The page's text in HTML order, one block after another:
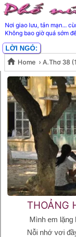
Nơi giao lưu, tản mạn...
Không bao giờ quá sớm
LỜI NGỎ:
Home › A.Thơ 38
Minh Triết
Thoảng
Minh Triết
THOẢNG
Mình em lặng
Nỗi nhớ vơi